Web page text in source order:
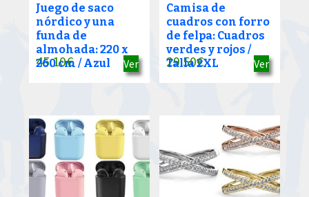
Juego de saco
nórdico y una
funda de
almohada: 220 x
260 cm / Azul
45.10€ Ver
Camisa de
cuadros con forro
de felpa: Cuadros
verdes y rojos /
Talla 2XL
29.50€ Ver